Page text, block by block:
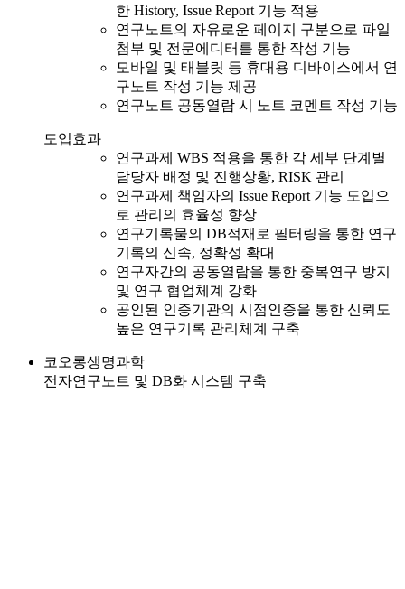
한 History, Issue Report 기능 적용
연구노트의 자유로운 페이지 구분으로 파일
첨부 및 전문에디터를 통한 작성 기능
모바일 및 태블릿 등 휴대용 디바이스에서 연
구노트 작성 기능 제공
연구노트 공동열람 시 노트 코멘트 작성 기능
도입효과
연구과제 WBS 적용을 통한 각 세부 단계별
담당자 배정 및 진행상황, RISK 관리
연구과제 책임자의 Issue Report 기능 도입으
로 관리의 효율성 향상
연구기록물의 DB적재로 필터링을 통한 연구
기록의 신속, 정확성 확대
연구자간의 공동열람을 통한 중복연구 방지
및 연구 협업체계 강화
공인된 인증기관의 시점인증을 통한 신뢰도
높은 연구기록 관리체계 구축
코오롱생명과학
전자연구노트 및 DB화 시스템 구축